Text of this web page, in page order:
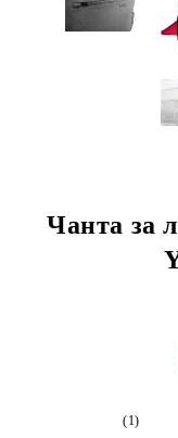
Чанта за
(1)